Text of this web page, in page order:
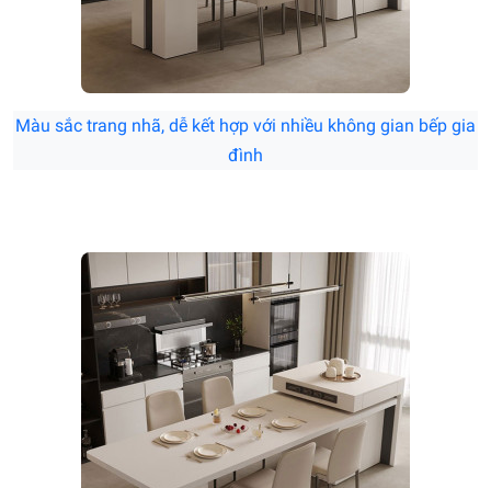
Màu sắc trang nhã, dễ kết hợp với nhiều không gian bếp gia
đình